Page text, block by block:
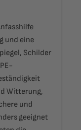
und eine
Schilder
Witterung,
und
geeignet